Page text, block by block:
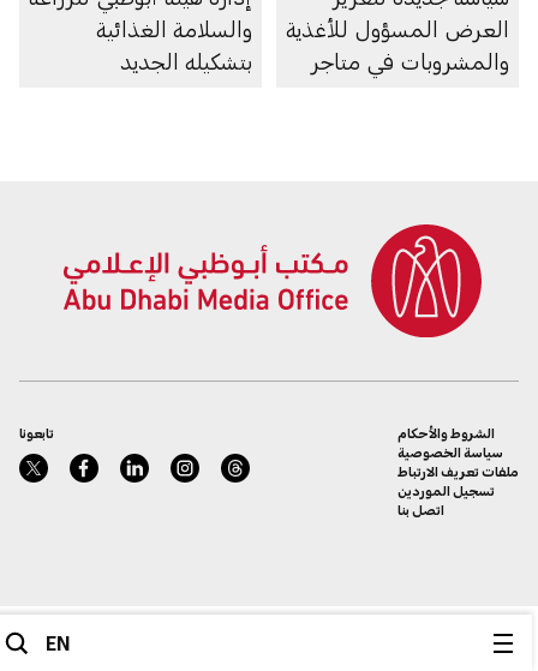
EN
العرض المسؤول للأغذية
والمشروبات في متاجر
والسلامة الغذائية
بتشكيله الجديد
تابعونا
الشروط والأحكام
سياسة الخصوصية
ملفات تعريف الارتباط
تسجيل الموردين
اتصل بنا